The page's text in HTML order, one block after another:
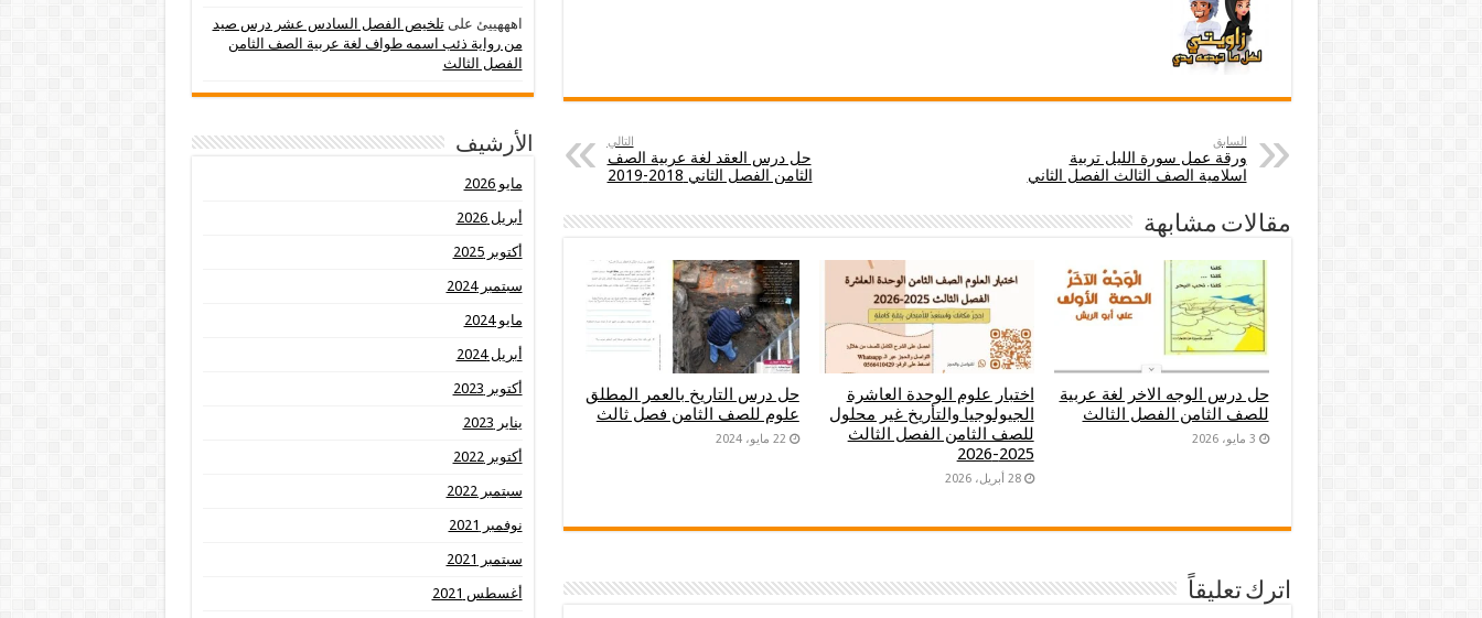
السابق
ورقة عمل سورة الليل تربية
اسلامية الصف الثالث الفصل الثاني
التالي
حل درس العقد لغة عربية الصف
الثامن الفصل الثاني 2018-2019
مقالات مشابهة
حل درس الوجه الاخر لغة عربية
للصف الثامن الفصل الثالث
3 مايو، 2026
اختبار علوم الوحدة العاشرة
الجيولوجيا والتأريخ غير محلول
للصف الثامن الفصل الثالث
2025-2026
28 أبريل، 2026
حل درس التاريخ بالعمر المطلق
علوم للصف الثامن فصل ثالث
22 مايو، 2024
اترك تعليقاً
اهههييئ علىتلخيص الفصل السادس عشر درس صيد
من رواية ذئب اسمه طواف لغة عربية الصف الثامن
الفصل الثالث
الأرشيف
مايو 2026
أبريل 2026
أكتوبر 2025
سبتمبر 2024
مايو 2024
أبريل 2024
أكتوبر 2023
يناير 2023
أكتوبر 2022
سبتمبر 2022
نوفمبر 2021
سبتمبر 2021
أغسطس 2021